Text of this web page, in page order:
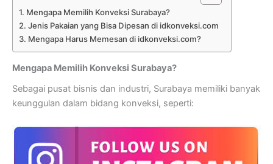
Mengapa Memilih Konveksi Surabaya?
Jenis Pakaian yang Bisa Dipesan di idkonveksi.com
Mengapa Harus Memesan di idkonveksi.com?
Mengapa Memilih Konveksi Surabaya?
Sebagai pusat bisnis dan industri, Surabaya memiliki banyak
keunggulan dalam bidang konveksi, seperti: